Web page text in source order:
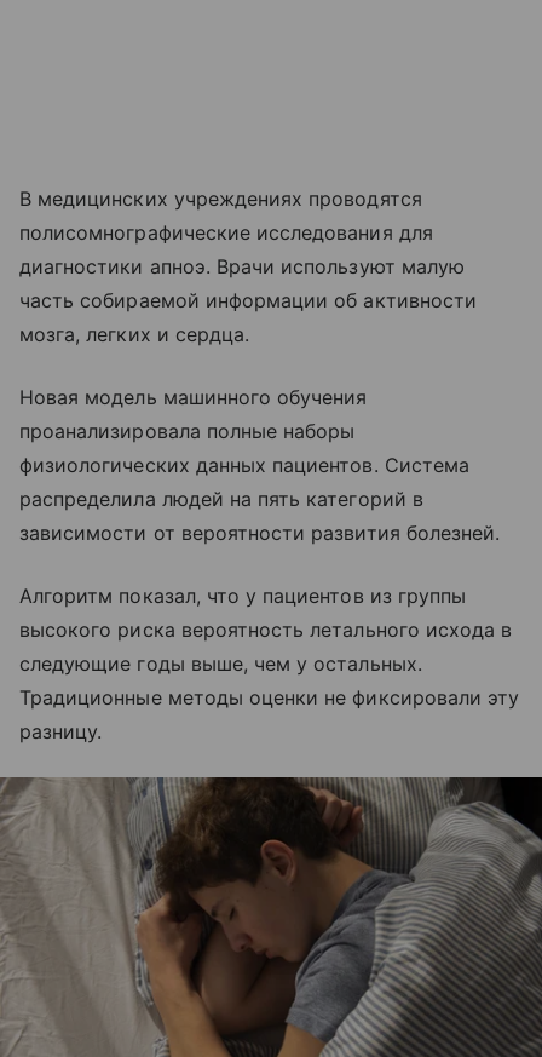
В медицинских учреждениях проводятся
полисомнографические исследования для
диагностики апноэ. Врачи используют малую
часть собираемой информации об активности
мозга, легких и сердца.
Новая модель машинного обучения
проанализировала полные наборы
физиологических данных пациентов. Система
распределила людей на пять категорий в
зависимости от вероятности развития болезней.
Алгоритм показал, что у пациентов из группы
высокого риска вероятность летального исхода в
следующие годы выше, чем у остальных.
Традиционные методы оценки не фиксировали эту
разницу.